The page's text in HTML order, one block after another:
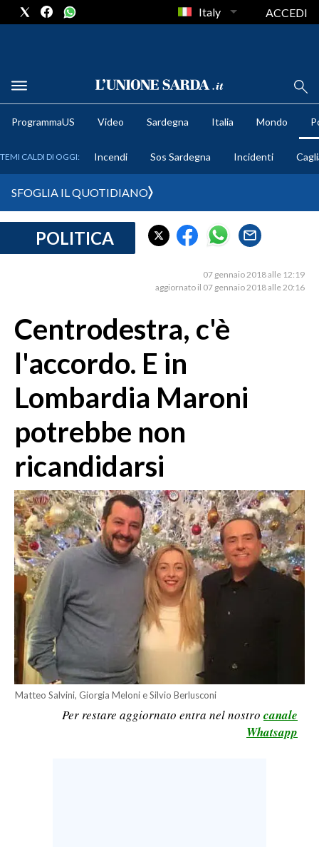
METEO
CRONACA SARDEGNA
MEDIO CAMPIDANO
SASSARI E PROVINCIA
GALLURA
NUORO E PROVINCIA
OGLIASTRA
AGENDA
CRONACA
ITALIA
MONDO
POLITICA
ECONOMIA
SERVIZI ALLE IMPRESE
LAVORO
BANDI
SPORT IN SARDEGNA
Italy ACCEDI
ProgrammaUS Video Sardegna Italia Mondo
TEMI CALDI DI OGGI: Incendi Sos Sardegna Incidenti
SFOGLIA IL QUOTIDIANO
POLITICA
07 gennaio 2018 alle 12:19
aggiornato il 07 gennaio 2018 alle 20:16
Centrodestra, c'è
l'accordo. E in
Lombardia Maroni
potrebbe non
ricandidarsi
Matteo Salvini, Giorgia Meloni e Silvio Berlusconi
Per restare aggiornato entra nel nostro canale
Whatsapp